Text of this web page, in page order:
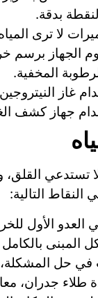
بدقة.
لا ترى
الجهاز برسم
المخفية.
غاز
جهاز كشف
النقاط التالية:
العدو الأول
المبنى
في حل المشكلة،
طلاء جدران،